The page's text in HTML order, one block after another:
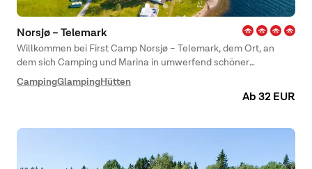
Norsjø – Telemark
Willkommen bei First Camp Norsjø – Telemark, dem Ort, an
dem sich Camping und Marina in umwerfend schöner
Umgebung treffen!
CampingGlamping Hütten
Ab 32 EUR